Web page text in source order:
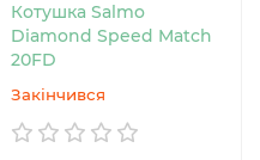
Котушка Salmo
Diamond Speed Match
20FD
Закінчився